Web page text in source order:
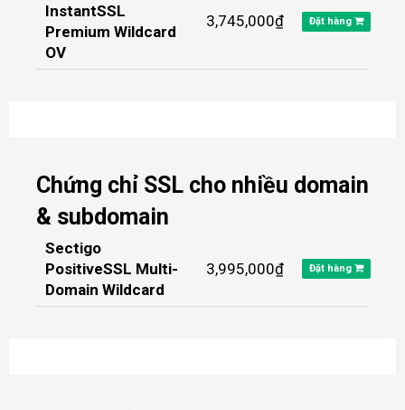
InstantSSL
Premium Wildcard
OV
3,745,000₫ Đặt hàng
Chứng chỉ SSL cho nhiều domain
& subdomain
Sectigo
PositiveSSL Multi-
Domain Wildcard
3,995,000₫ Đặt hàng